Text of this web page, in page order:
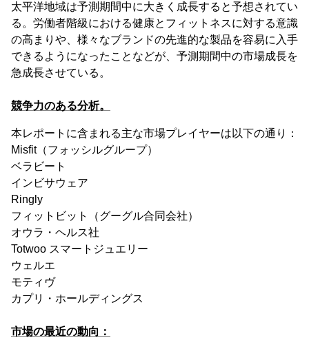
太平洋地域は予測期間中に大きく成長すると予想されてい
る。労働者階級における健康とフィットネスに対する意識
の高まりや、様々なブランドの先進的な製品を容易に入手
できるようになったことなどが、予測期間中の市場成長を
急成長させている。
競争力のある分析。
本レポートに含まれる主な市場プレイヤーは以下の通り：
Misfit（フォッシルグループ）
ベラビート
インビサウェア
Ringly
フィットビット（グーグル合同会社）
オウラ・ヘルス社
Totwoo スマートジュエリー
ウェルエ
モティヴ
カプリ・ホールディングス
市場の最近の動向：